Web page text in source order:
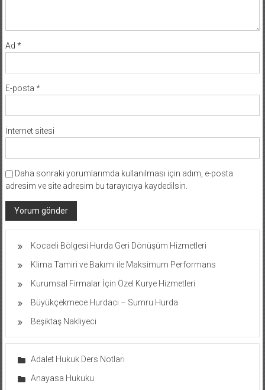
Ad *
E-posta *
İnternet sitesi
Daha sonraki yorumlarımda kullanılması için adım, e-posta
adresim ve site adresim bu tarayıcıya kaydedilsin.
Kocaeli Bölgesi Hurda Geri Dönüşüm Hizmetleri
Klima Tamiri ve Bakımı ile Maksimum Performans
Kurumsal Firmalar İçin Özel Kurye Hizmetleri
Büyükçekmece Hurdacı – Sumru Hurda
Beşiktaş Nakliyeci
Adalet Hukuk Ders Notları
Anayasa Hukuku